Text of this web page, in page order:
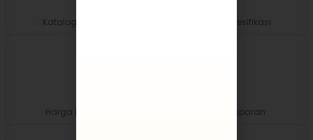
Katalog lengkap & terban lenglap dengan spesifikasi
Harga khusus reseller yang kompetitif & transparan.